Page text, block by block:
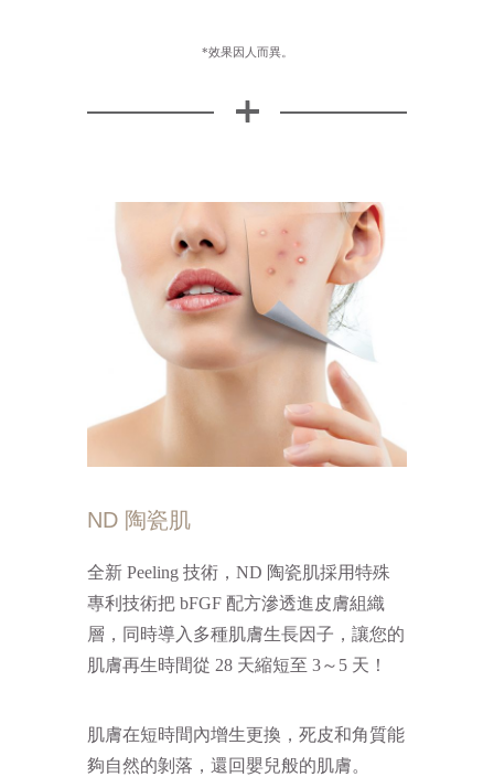
*效果因人而異。
ND 陶瓷肌
全新 Peeling 技術，ND 陶瓷肌採用特殊
專利技術把 bFGF 配方滲透進皮膚組織
層，同時導入多種肌膚生長因子，讓您的
肌膚再生時間從 28 天縮短至 3～5 天！
肌膚在短時間內增生更換，死皮和角質能
夠自然的剝落，還回嬰兒般的肌膚。